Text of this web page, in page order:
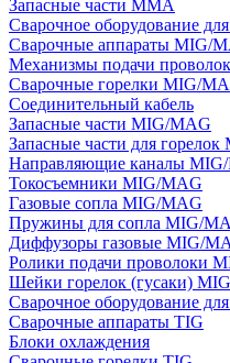
Запасные части MMA
Сварочное оборудование
Сварочные аппараты MIG/
Механизмы подачи
Сварочные горелки MIG/
Соединительный кабель
Запасные части MIG/MAG
Запасные части для
Направляющие каналы
Токосъемники MIG/MAG
Газовые сопла MIG/MAG
Пружины для сопла MIG/
Диффузоры газовые MIG/
Ролики подачи проволоки
Шейки горелок (гусаки)
Сварочное оборудование
Сварочные аппараты TIG
Блоки охлаждения